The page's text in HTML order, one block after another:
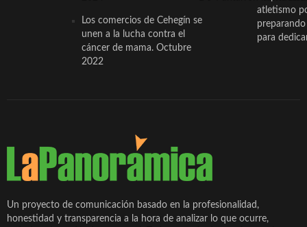
Los comercios de Cehegín se
unen a la lucha contra el
cáncer de mama. Octubre
2022
atletismo
para
Un proyecto de comunicación basado en la profesionalidad,
honestidad y transparencia a la hora de analizar lo que ocurre,